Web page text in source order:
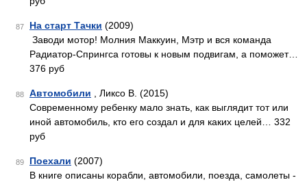
87 На старт Тачки (2009)
Заводи мотор! Молния Маккуин, Мэтр и вся команда
Радиатор-Спрингса готовы к новым подвигам, а поможет…
376 руб
88 Автомобили , Ликсо В. (2015)
Современному ребенку мало знать, как выглядит тот или
иной автомобиль, кто его создал и для каких целей… 332
руб
89 Поехали (2007)
В книге описаны корабли, автомобили, поезда, самолеты -